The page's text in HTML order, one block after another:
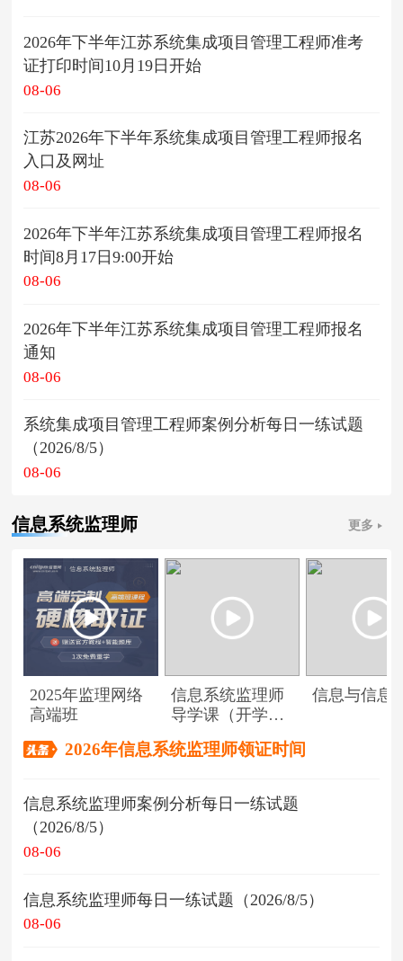
2026年下半年江苏系统集成项目管理工程师准考
证打印时间10月19日开始
08-06
江苏2026年下半年系统集成项目管理工程师报名
入口及网址
08-06
2026年下半年江苏系统集成项目管理工程师报名
时间8月17日9:00开始
08-06
2026年下半年江苏系统集成项目管理工程师报名
通知
08-06
系统集成项目管理工程师案例分析每日一练试题
（2026/8/5）
08-06
信息系统监理师 更多
2025年监理网络
高端班
信息系统监理师
导学课（开学典
信息与信息
2026年信息系统监理师领证时间
信息系统监理师案例分析每日一练试题
（2026/8/5）
08-06
信息系统监理师每日一练试题（2026/8/5）
08-06